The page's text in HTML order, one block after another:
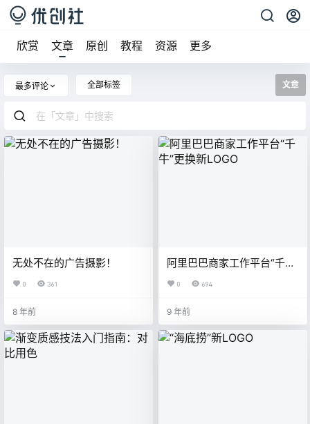
欣赏 文章 原创 教程 资源 更多
最多评论 全部标签 文章
无处不在的广告摄影！
0 361
8 年前
阿里巴巴商家工作平台“千
牛”更换新LOGO
0 694
9 年前